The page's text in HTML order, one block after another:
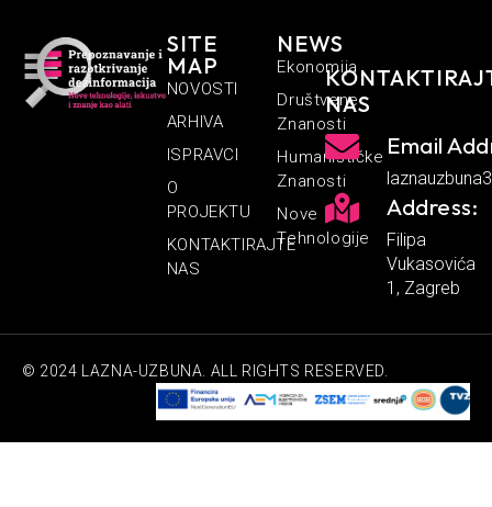
SITE
MAP
NOVOSTI
ARHIVA
ISPRAVCI
O
PROJEKTU
KONTAKTIRAJTE
NAS
NEWS
Ekonomija
Društvene
Znanosti
Humanističke
Znanosti
Nove
Tehnologije
NAS
Email
Address:
Filipa
Vukasovića
1, Zagreb
© 2024 LAZNA-UZBUNA. ALL RIGHTS RESERVED.